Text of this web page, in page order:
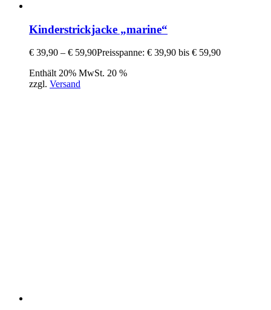
Kinderstrickjacke „marine“
€ 39,90 – € 59,90Preisspanne: € 39,90 bis € 59,90
Enthält 20% MwSt. 20 %
zzgl. Versand